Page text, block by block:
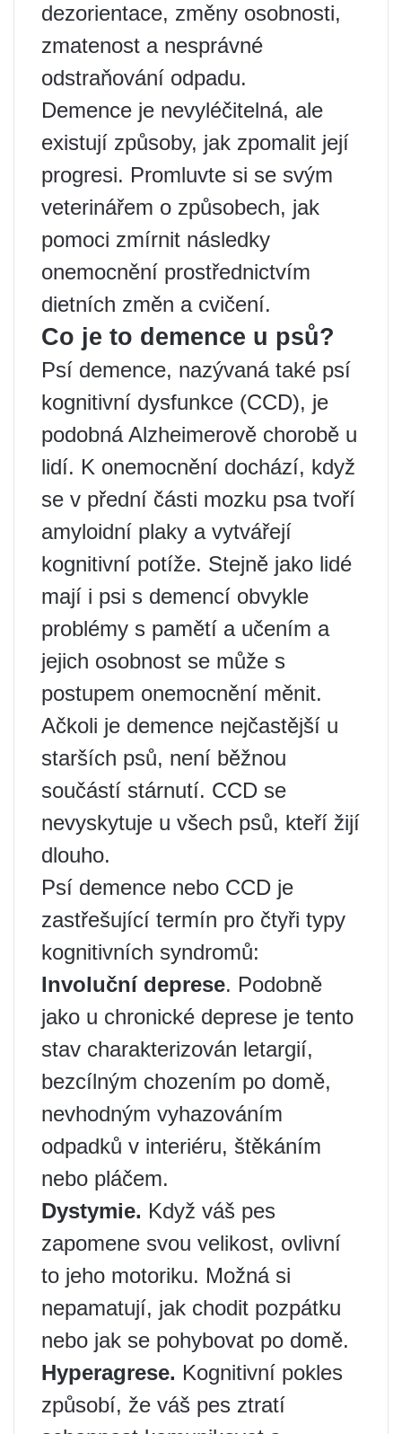
dezorientace, změny osobnosti,
zmatenost a nesprávné
odstraňování odpadu.
Demence je nevyléčitelná, ale
existují způsoby, jak zpomalit její
progresi. Promluvte si se svým
veterinářem o způsobech, jak
pomoci zmírnit následky
onemocnění prostřednictvím
dietních změn a cvičení.
Co je to demence u psů?
Psí demence, nazývaná také psí
kognitivní dysfunkce (CCD), je
podobná Alzheimerově chorobě u
lidí. K onemocnění dochází, když
se v přední části mozku psa tvoří
amyloidní plaky a vytvářejí
kognitivní potíže. Stejně jako lidé
mají i psi s demencí obvykle
problémy s pamětí a učením a
jejich osobnost se může s
postupem onemocnění měnit.
Ačkoli je demence nejčastější u
starších psů, není běžnou
součástí stárnutí. CCD se
nevyskytuje u všech psů, kteří žijí
dlouho.
Psí demence nebo CCD je
zastřešující termín pro čtyři typy
kognitivních syndromů:
Involuční deprese. Podobně
jako u chronické deprese je tento
stav charakterizován letargií,
bezcílným chozením po domě,
nevhodným vyhazováním
odpadků v interiéru, štěkáním
nebo pláčem.
Dystymie. Když váš pes
zapomene svou velikost, ovlivní
to jeho motoriku. Možná si
nepamatují, jak chodit pozpátku
nebo jak se pohybovat po domě.
Hyperagrese. Kognitivní pokles
způsobí, že váš pes ztratí